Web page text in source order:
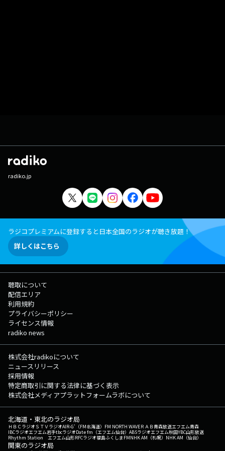
radiko.jp
ラジコプレミアムに登録すると日本全国のラジオが聴き放題！
詳しくはこちら
聴取について
配信エリア
利用規約
プライバシーポリシー
ライセンス情報
radiko news
株式会社radikoについて
ニュースリリース
採用情報
特定商取引に関する法律に基づく表示
株式会社メディアプラットフォームラボについて
北海道・東北のラジオ局
ＨＢＣラジオＳＴＶラジオAIR-G'（FM北海道） FM NORTH WAVEＲＡＢ青森放送エフエム青森
IBCラジオエフエム岩手tbcラジオDate fm（エフエム仙台） ABSラジオエフエム秋田YBC山形放送
Rhythm Station エフエム山形RFCラジオ福島ふくしまFMNHK AM（札幌） NHK AM（仙台）
関東のラジオ局